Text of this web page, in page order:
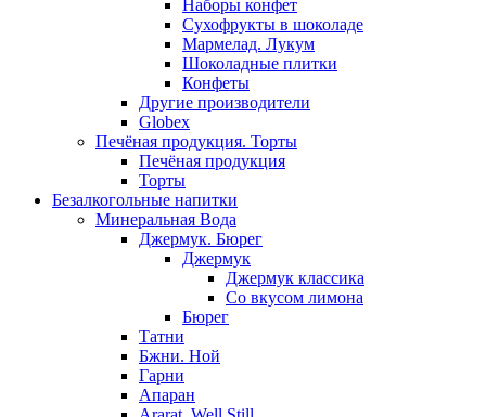
Наборы конфет
Сухофрукты в шоколаде
Мармелад. Лукум
Шоколадные плитки
Конфеты
Другие производители
Globex
Печёная продукция. Торты
Печёная продукция
Торты
Безалкогольные напитки
Минеральная Вода
Джермук. Бюрег
Джермук
Джермук классика
Со вкусом лимона
Бюрег
Татни
Бжни. Ной
Гарни
Апаран